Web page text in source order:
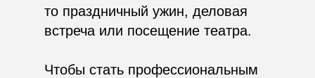
то праздничный ужин, деловая
встреча или посещение театра.
Чтобы стать профессиональным